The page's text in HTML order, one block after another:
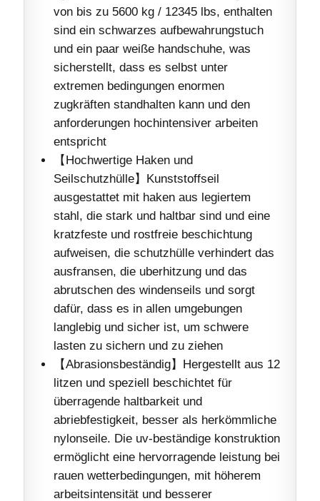
von bis zu 5600 kg / 12345 lbs, enthalten
sind ein schwarzes aufbewahrungstuch
und ein paar weiße handschuhe, was
sicherstellt, dass es selbst unter
extremen bedingungen enormen
zugkräften standhalten kann und den
anforderungen hochintensiver arbeiten
entspricht
【Hochwertige Haken und
Seilschutzhülle】Kunststoffseil
ausgestattet mit haken aus legiertem
stahl, die stark und haltbar sind und eine
kratzfeste und rostfreie beschichtung
aufweisen, die schutzhülle verhindert das
ausfransen, die uberhitzung und das
abrutschen des windenseils und sorgt
dafür, dass es in allen umgebungen
langlebig und sicher ist, um schwere
lasten zu sichern und zu ziehen
【Abrasionsbeständig】Hergestellt aus 12
litzen und speziell beschichtet für
überragende haltbarkeit und
abriebfestigkeit, besser als herkömmliche
nylonseile. Die uv-beständige konstruktion
ermöglicht eine hervorragende leistung bei
rauen wetterbedingungen, mit höherem
arbeitsintensität und besserer